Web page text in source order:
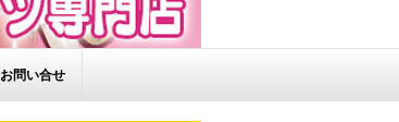
お問い合せ